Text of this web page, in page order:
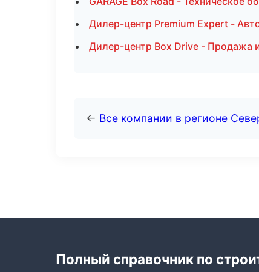
Дилер-центр Premium Expert -
Дилер-центр Box Drive - Продажа
← Все компании в регионе
Полный справочник по